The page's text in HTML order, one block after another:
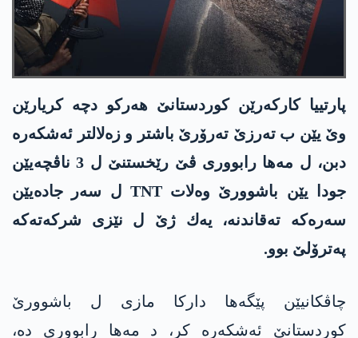
پارتییا كاركه‌رێن كوردستانێ هه‌ركو دچه‌ كریارێن
وێ یێن ب ته‌رزێ ته‌رۆرێ باشتر و زه‌لالتر ئه‌شكه‌ره‌
دبن، ل مه‌ها رابووری ڤێ رێخستنێ ل 3 ناڤچه‌یێن
جودا یێن باشوورێ وه‌لات TNT ل سه‌ر جاده‌یێن
سه‌ره‌كه‌ ته‌قاندنه‌، یه‌ك ژێ ل نێزی شركه‌ته‌كه‌
په‌ترۆلێ بوو.
چاڤكانیێن پێگه‌ها داركا مازی ل باشوورێ
كوردستانێ ئه‌شكه‌ره‌ كر، د مه‌ها رابووری ده‌،